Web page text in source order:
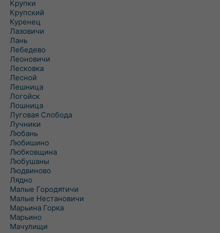
Крупки
Крупский
Куренец
Лазовичи
Лань
Лебедево
Леоновичи
Лесковка
Лесной
Лешница
Логойск
Лошница
Луговая Слобода
Лучники
Любань
Любишино
Любковщина
Любушаны
Людвиново
Лядно
Малые Городятичи
Малые Нестановичи
Марьина Горка
Марьино
Мачулищи